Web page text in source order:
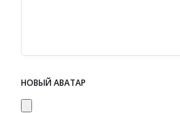
НОВЫЙ АВАТАР